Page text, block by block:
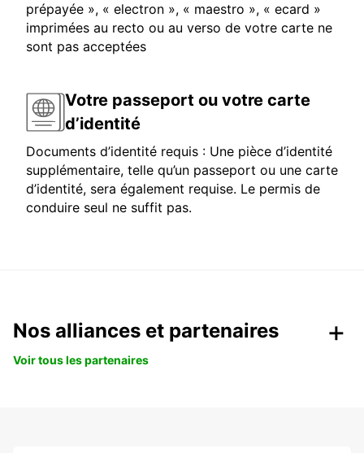
prépayée », « electron », « maestro », « ecard »
imprimées au recto ou au verso de votre carte ne
sont pas acceptées
Votre passeport ou votre carte
d’identité
Documents d’identité requis : Une pièce d’identité
supplémentaire, telle qu’un passeport ou une carte
d’identité, sera également requise. Le permis de
conduire seul ne suffit pas.
Nos alliances et partenaires
Voir tous les partenaires